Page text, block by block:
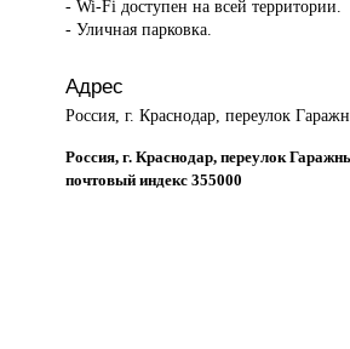
- Wi-Fi доступен на всей территории.
- Уличная парковка.
Адрес
Россия, г. Краснодар, переулок
Россия, г. Краснодар, переулок
почтовый индекс 355000